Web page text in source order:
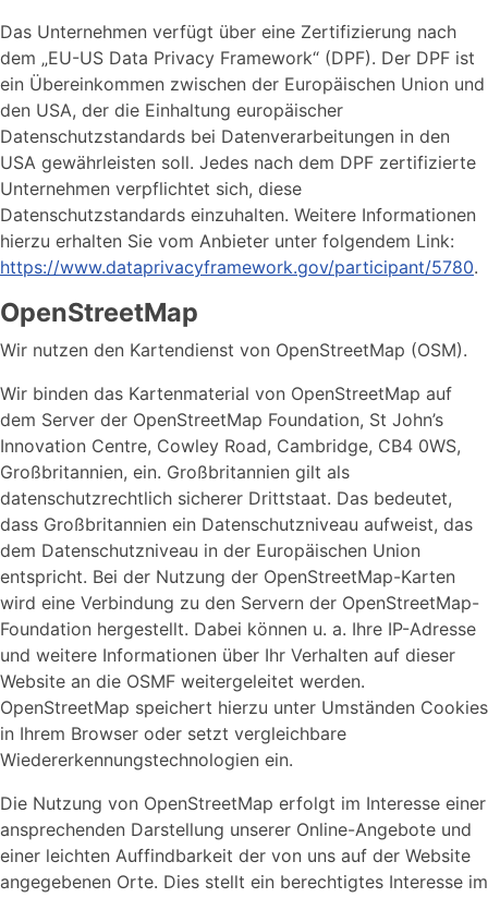
Das Unternehmen verfügt über eine Zertifizierung nach
dem „EU-US Data Privacy Framework“ (DPF). Der DPF ist
ein Übereinkommen zwischen der Europäischen Union und
den USA, der die Einhaltung europäischer
Datenschutzstandards bei Datenverarbeitungen in den
USA gewährleisten soll. Jedes nach dem DPF zertifizierte
Unternehmen verpflichtet sich, diese
Datenschutzstandards einzuhalten. Weitere Informationen
hierzu erhalten Sie vom Anbieter unter folgendem Link:
https://www.dataprivacyframework.gov/participant/5780.
OpenStreetMap
Wir nutzen den Kartendienst von OpenStreetMap (OSM).
Wir binden das Kartenmaterial von OpenStreetMap auf
dem Server der OpenStreetMap Foundation, St John’s
Innovation Centre, Cowley Road, Cambridge, CB4 0WS,
Großbritannien, ein. Großbritannien gilt als
datenschutzrechtlich sicherer Drittstaat. Das bedeutet,
dass Großbritannien ein Datenschutzniveau aufweist, das
dem Datenschutzniveau in der Europäischen Union
entspricht. Bei der Nutzung der OpenStreetMap-Karten
wird eine Verbindung zu den Servern der OpenStreetMap-
Foundation hergestellt. Dabei können u. a. Ihre IP-Adresse
und weitere Informationen über Ihr Verhalten auf dieser
Website an die OSMF weitergeleitet werden.
OpenStreetMap speichert hierzu unter Umständen Cookies
in Ihrem Browser oder setzt vergleichbare
Wiedererkennungstechnologien ein.
Die Nutzung von OpenStreetMap erfolgt im Interesse einer
ansprechenden Darstellung unserer Online-Angebote und
einer leichten Auffindbarkeit der von uns auf der Website
angegebenen Orte. Dies stellt ein berechtigtes Interesse im